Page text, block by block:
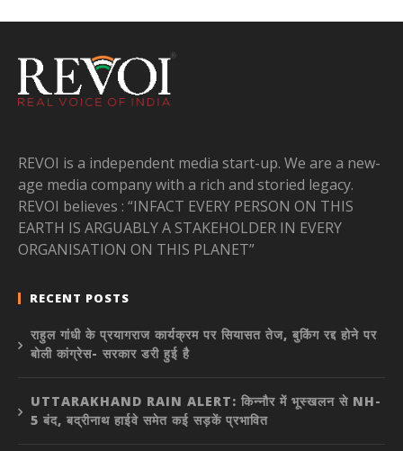
REVOI is a independent media start-up. We are a new-
age media company with a rich and storied legacy.
REVOI believes : “INFACT EVERY PERSON ON THIS
EARTH IS ARGUABLY A STAKEHOLDER IN EVERY
ORGANISATION ON THIS PLANET”
RECENT POSTS
राहुल गांधी के प्रयागराज कार्यक्रम पर सियासत तेज, बुकिंग रद्द होने पर
बोली कांग्रेस- सरकार डरी हुई है
UTTARAKHAND RAIN ALERT: किन्नौर में भूस्खलन से NH-
5 बंद, बद्रीनाथ हाईवे समेत कई सड़कें प्रभावित